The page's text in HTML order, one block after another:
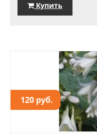
Купить
120 руб.